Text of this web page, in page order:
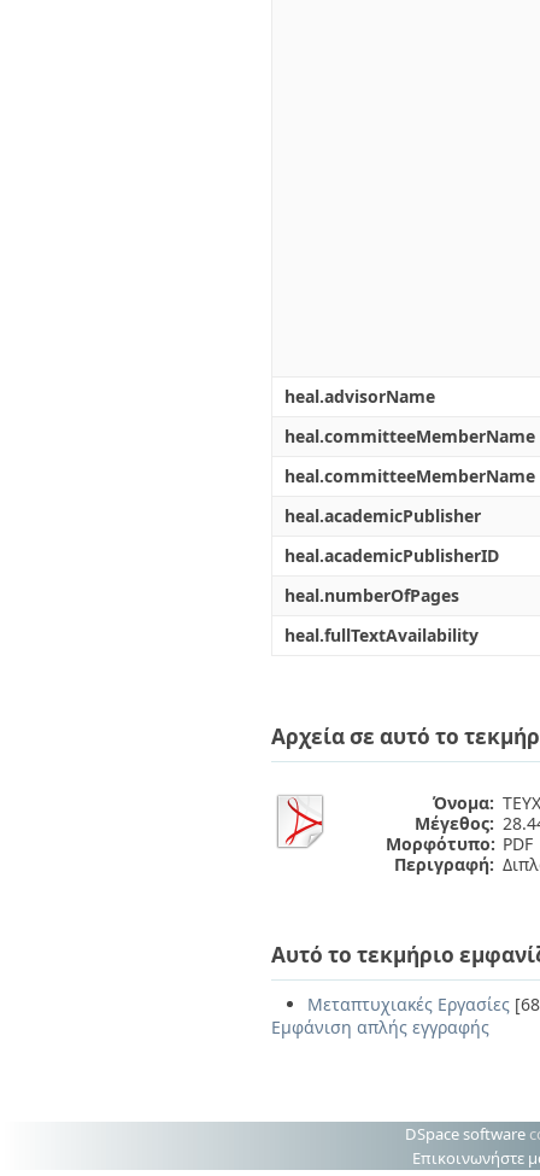
heal.advisorName
heal.committeeMemberName
heal.committeeMemberName
heal.academicPublisher
heal.academicPublisherID
heal.numberOfPages
heal.fullTextAvailability
Αρχεία σε αυτό το
Όνομα:
Μέγεθος:
Μορφότυπο: PDF
Περιγραφή:
Αυτό το τεκμήριο
Μεταπτυχιακές Εργασίες
Εμφάνιση απλής εγγραφής
DSpace software
Επικοινωνήστε